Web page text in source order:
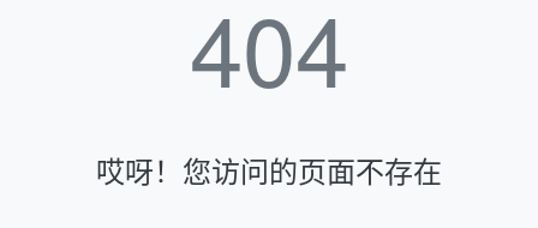
404
哎呀！您访问的页面不存在